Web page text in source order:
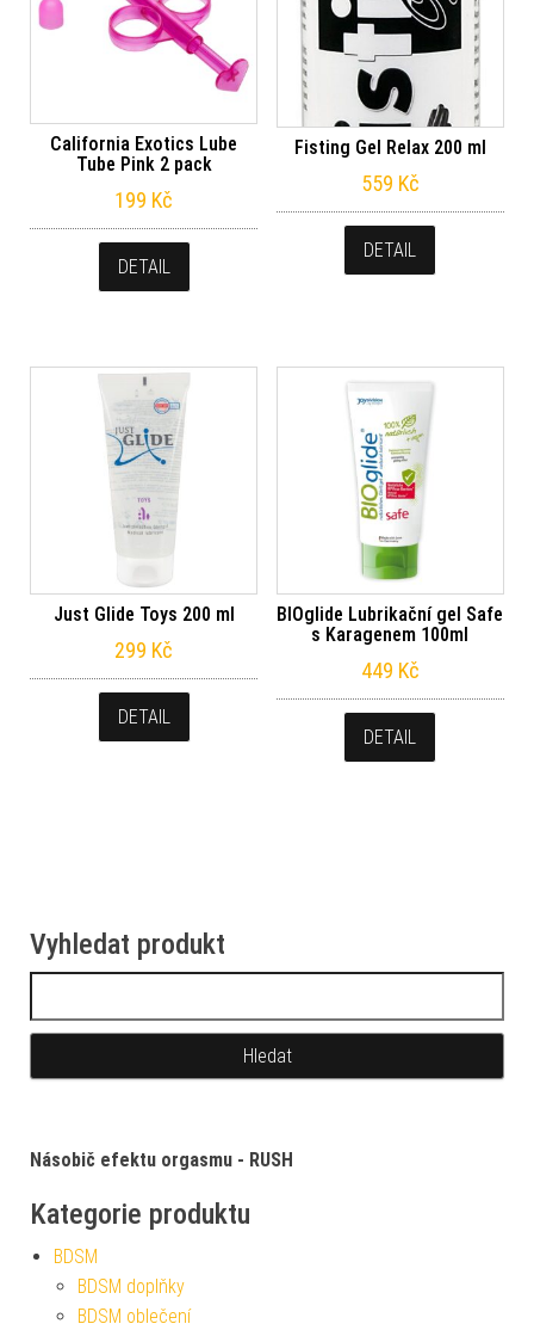
California Exotics Lube
Tube Pink 2 pack
199 Kč
DETAIL
Fisting Gel Relax 200 ml
559 Kč
DETAIL
Just Glide Toys 200 ml
299 Kč
DETAIL
BIOglide Lubrikační gel Safe
s Karagenem 100ml
449 Kč
DETAIL
Vyhledat produkt
Násobič efektu orgasmu - RUSH
Kategorie produktu
BDSM
BDSM doplňky
BDSM oblečení